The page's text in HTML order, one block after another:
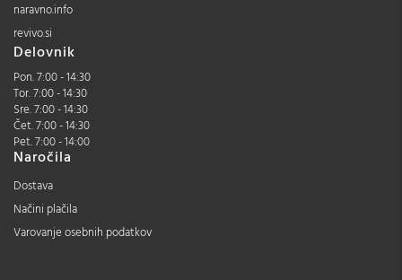
naravno.info
revivo.si
Delovnik
Pon. 7:00 - 14:30
Tor. 7:00 - 14:30
Sre. 7:00 - 14:30
Čet. 7:00 - 14:30
Pet. 7:00 - 14:00
Naročila
Dostava
Načini plačila
Varovanje osebnih podatkov